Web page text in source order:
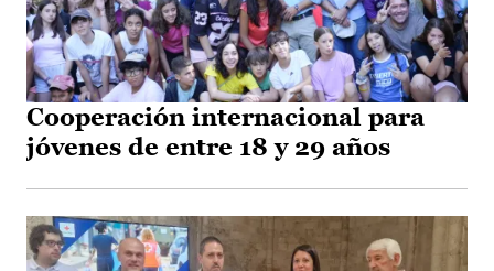
Cooperación internacional para
jóvenes de entre 18 y 29 años